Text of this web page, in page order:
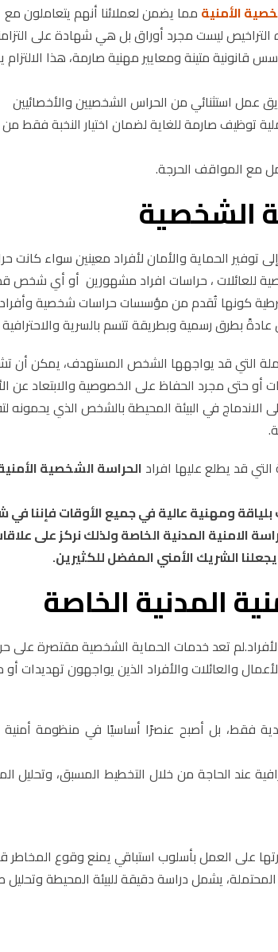
الأمنية مما يضمن لعملائنا أنهم يتعاملون مع
ليست مجرد أوراق بل هي شهادة على
متينة ومعايير مهنية صارمة، هذا الالتزام
عمل استثنائي من الحراس الشخصيين والأخصائيين
توظيف صارمة للغاية لضمان اختيار النخبة فقط
مع المواقف الحرجة.
الشخصية
توفير الحماية والأمان لأفراد معينين سواء كانت
للعائلات ، حراسات افراد مشهورين أو أي شخص
كونها تُقدم من مؤسسات حراسات شخصية وأفراد
بطرق رسمية وبطريقة تتسم بالسرية والاحترافية
التي قد يواجهها الشخص المستهدف، يمكن أن
أو حتى مجرد الحفاظ على الخصوصية والابتعاد عن
الاندماج في البيئة المحيطة بالشخص الذي يحمونه
قد يطلع عليها افراد الحراسة الشخصية
ومهنية عالية في جميع الأوقات فإننا في
المدنية الخاصة ولذلك نركز على
الشريك الأمني المفضل للكثيرين.
المدنية الخاصة
تعد خدمات الحماية الشخصية مقتصرة على
والعائلات والأفراد الذين يواجهون تهديدات
فقط، بل أصبح عنصرًا أساسيًا في منظومة أمنية
عند الحاجة من خلال التخطيط المسبق، وتحليل
على العمل بأسلوب استباقي يمنع وقوع المخاطر
يشمل دراسة دقيقة للبيئة المحيطة وتحليل